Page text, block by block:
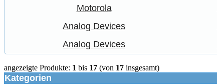
Motorola
Analog Devices
Analog Devices
angezeigte Produkte: 1 bis 17 (von 17 insgesamt)
Kategorien